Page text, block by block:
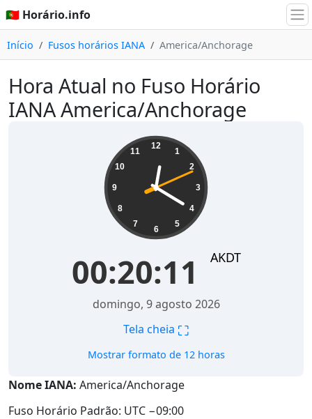
🇵🇹 Horário.info
Início Fusos horários IANA America/Anchorage
Hora Atual no Fuso Horário
IANA America/Anchorage
12
1
2
3
4
5
6
7
8
9
10
11
00:20:11 AKDT
domingo, 9 agosto 2026
Tela cheia ⛶
Mostrar formato de 12 horas
Nome IANA: America/Anchorage
Fuso Horário Padrão: UTC −09:00